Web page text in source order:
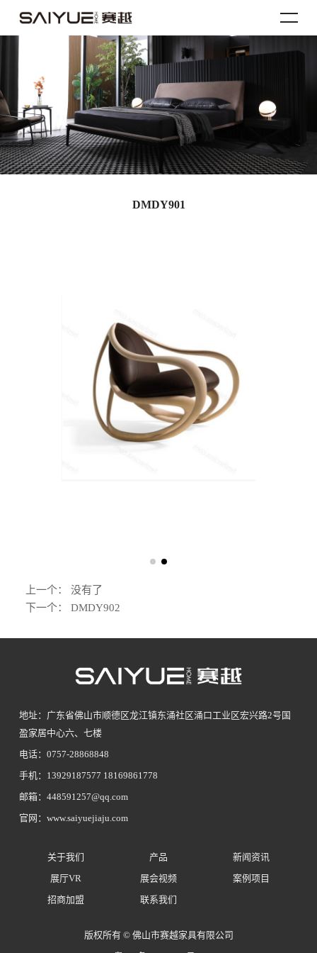
DMDY901
上一个： 没有了
下一个： DMDY902
地址：广东省佛山市顺德区龙江镇东涌社区涌口工业区宏兴路2号国
盈家居中心六、七楼
电话：0757-28868848
手机：13929187577 18169861778
邮箱：448591257@qq.com
官网：www.saiyuejiaju.com
关于我们 产品
新闻资讯
展厅VR
展会视频
案例项目
招商加盟
联系我们
版权所有 © 佛山市赛越家具有限公司